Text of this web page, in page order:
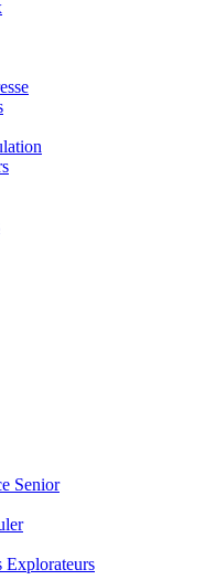
Senior
Explorateurs